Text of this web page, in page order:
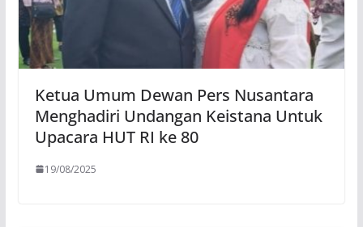
Ketua Umum Dewan Pers Nusantara
Menghadiri Undangan Keistana Untuk
Upacara HUT RI ke 80
19/08/2025